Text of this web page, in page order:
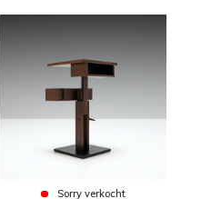
Sorry verkocht